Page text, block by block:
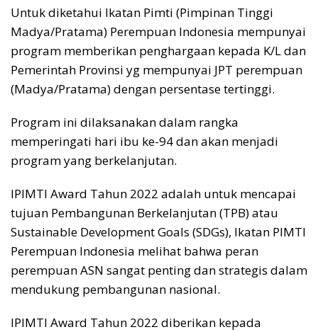
Untuk diketahui Ikatan Pimti (Pimpinan Tinggi
Madya/Pratama) Perempuan Indonesia mempunyai
program memberikan penghargaan kepada K/L dan
Pemerintah Provinsi yg mempunyai JPT perempuan
(Madya/Pratama) dengan persentase tertinggi.
Program ini dilaksanakan dalam rangka
memperingati hari ibu ke-94 dan akan menjadi
program yang berkelanjutan.
IPIMTI Award Tahun 2022 adalah untuk mencapai
tujuan Pembangunan Berkelanjutan (TPB) atau
Sustainable Development Goals (SDGs), Ikatan PIMTI
Perempuan Indonesia melihat bahwa peran
perempuan ASN sangat penting dan strategis dalam
mendukung pembangunan nasional.
IPIMTI Award Tahun 2022 diberikan kepada